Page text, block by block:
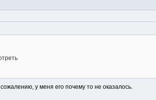
у меня его почему то не оказалось.